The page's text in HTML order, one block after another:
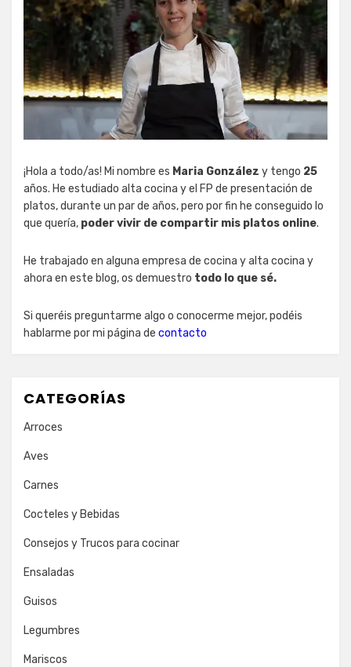
¡Hola a todo/as! Mi nombre es Maria González y tengo 25
años. He estudiado alta cocina y el FP de presentación de
platos, durante un par de años, pero por fin he conseguido lo
que quería, poder vivir de compartir mis platos online.
He trabajado en alguna empresa de cocina y alta cocina y
ahora en este blog, os demuestro todo lo que sé.
Si queréis preguntarme algo o conocerme mejor, podéis
hablarme por mi página de contacto
CATEGORÍAS
Arroces
Aves
Carnes
Cocteles y Bebidas
Consejos y Trucos para cocinar
Ensaladas
Guisos
Legumbres
Mariscos